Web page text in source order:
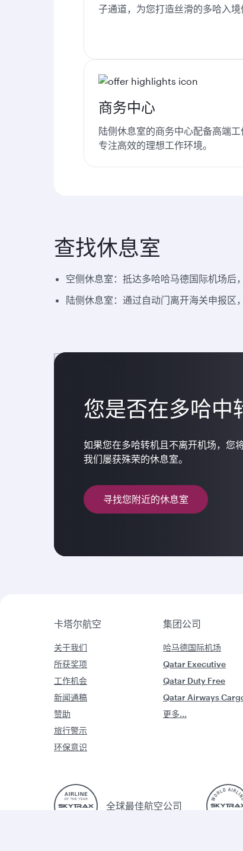
子通道，为您打造丝滑的多哈入境
商务中心
陆侧休息室的商务中心配备高端
专注高效的理想工作环境。
查找休息室
空侧休息室：抵达多哈哈马德国际机场后
陆侧休息室：通过自动门离开海关申报区
您是否在多哈中
如果您在多哈转机且不离开机场，您
我们屡获殊荣的休息室。
寻找您附近的休息室
卡塔尔航空 集团公司
关于我们
所获奖项
工作机会
新闻通稿
赞助
旅行警示
环保意识
哈马德国际机场
Qatar Executive
Qatar Duty Free
Qatar Airways
更多...
全球最佳航空公司